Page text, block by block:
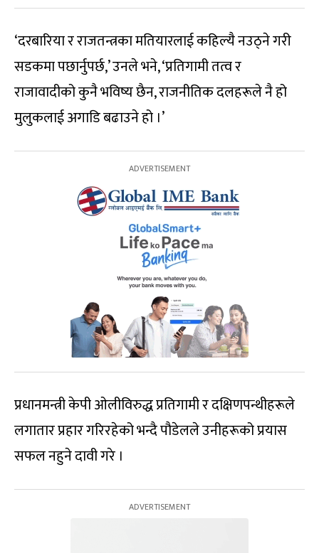
‘दरबारिया र राजतन्त्रका मतियारलाई कहिल्यै नउठ्ने गरी
सडकमा पछार्नुपर्छ,’ उनले भने, ‘प्रतिगामी तत्व र
राजावादीको कुनै भविष्य छैन, राजनीतिक दलहरूले नै हो
मुलुकलाई अगाडि बढाउने हो ।’
प्रधानमन्त्री केपी ओलीविरुद्ध प्रतिगामी र दक्षिणपन्थीहरूले
लगातार प्रहार गरिरहेको भन्दै पौडेलले उनीहरूको प्रयास
सफल नहुने दावी गरे ।